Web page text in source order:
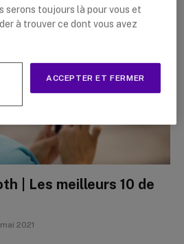
| Les meilleurs 10 de
2021
serons toujours là pour vous et
à trouver ce dont vous avez
ACCEPTER ET FERMER